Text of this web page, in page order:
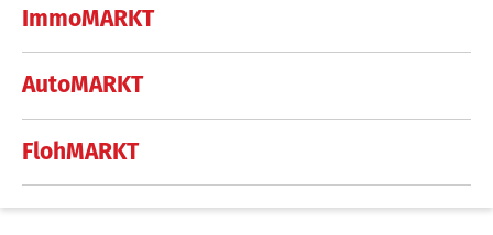
ImmoMARKT
AutoMARKT
FlohMARKT